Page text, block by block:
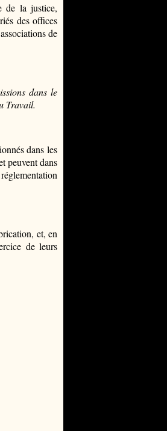
de la justice,
des offices
de
dans le
Travail.
dans les
peuvent dans
et, en
de leurs